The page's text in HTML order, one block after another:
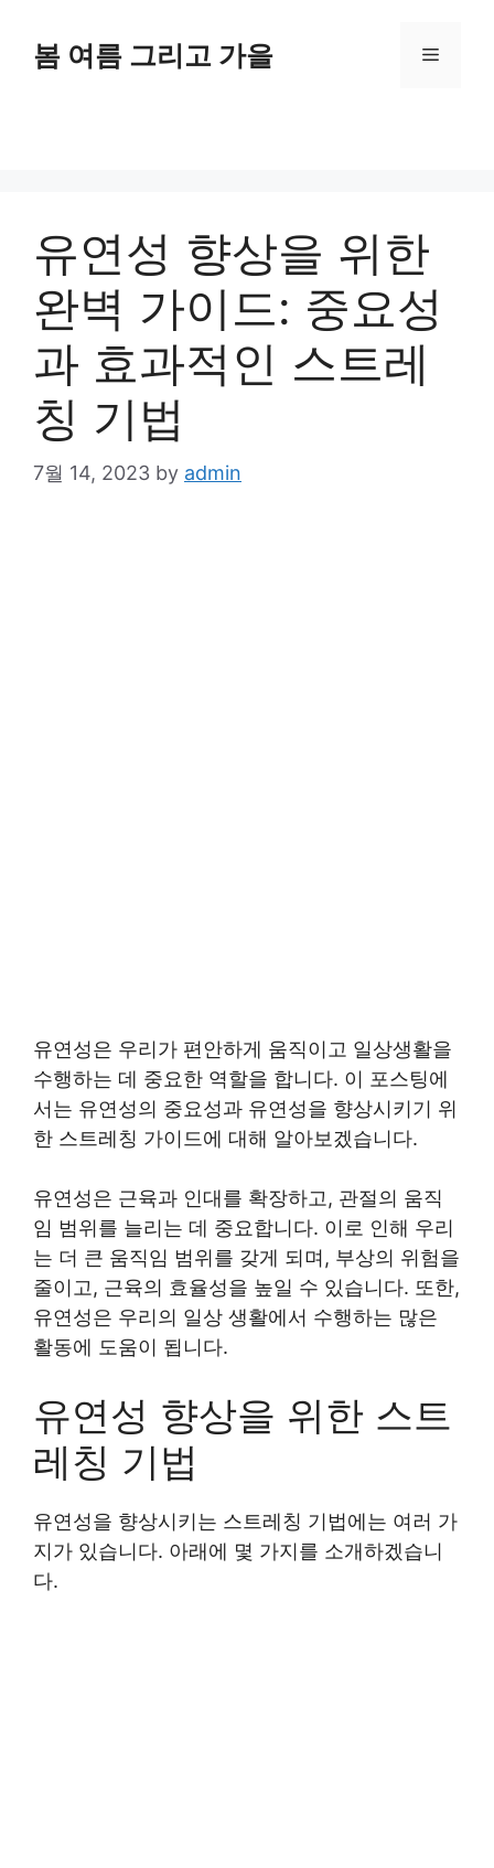
content
봄 여름 그리고 가을 Menu
유연성 향상을 위한
완벽 가이드: 중요성
과 효과적인 스트레
칭 기법
7월 14, 2023 by admin
유연성은 우리가 편안하게 움직이고 일상생활을
수행하는 데 중요한 역할을 합니다. 이 포스팅에
서는 유연성의 중요성과 유연성을 향상시키기 위
한 스트레칭 가이드에 대해 알아보겠습니다.
유연성은 근육과 인대를 확장하고, 관절의 움직
임 범위를 늘리는 데 중요합니다. 이로 인해 우리
는 더 큰 움직임 범위를 갖게 되며, 부상의 위험을
줄이고, 근육의 효율성을 높일 수 있습니다. 또한,
유연성은 우리의 일상 생활에서 수행하는 많은
활동에 도움이 됩니다.
유연성 향상을 위한 스트
레칭 기법
유연성을 향상시키는 스트레칭 기법에는 여러 가
지가 있습니다. 아래에 몇 가지를 소개하겠습니
다.